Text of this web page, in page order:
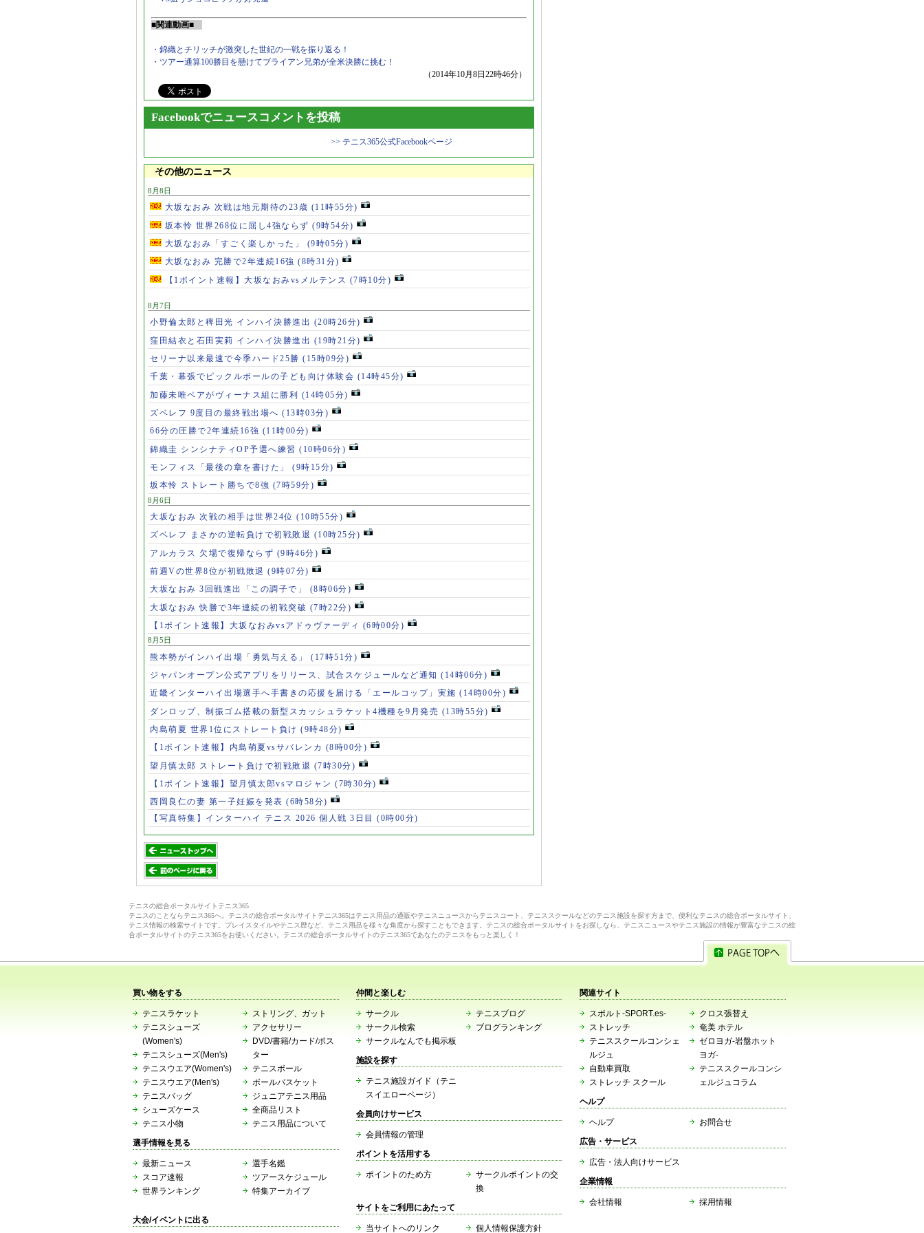
■関連動画■
・錦織とチリッチが激突した世紀の一戦を振り返る！
・ツアー通算100勝目を懸けてブライアン兄弟が全米決勝に挑む！
（2014年10月8日22時46分）
Facebookでニュースコメントを投稿
>> テニス365公式Facebookページ
その他のニュース
8月8日
大坂なおみ 次戦は地元期待の23歳 (11時55分)
坂本怜 世界268位に屈し4強ならず (9時54分)
大坂なおみ「すごく楽しかった」 (9時05分)
大坂なおみ 完勝で2年連続16強 (8時31分)
【1ポイント速報】大坂なおみvsメルテンス (7時10分)
8月7日
小野倫太郎と稗田光 インハイ決勝進出 (20時26分)
窪田結衣と石田実莉 インハイ決勝進出 (19時21分)
セリーナ以来最速で今季ハード25勝 (15時09分)
千葉・幕張でピックルボールの子ども向け体験会 (14時45分)
加藤未唯ペアがヴィーナス組に勝利 (14時05分)
ズベレフ 9度目の最終戦出場へ (13時03分)
66分の圧勝で2年連続16強 (11時00分)
錦織圭 シンシナティOP予選へ練習 (10時06分)
モンフィス「最後の章を書けた」 (9時15分)
坂本怜 ストレート勝ちで8強 (7時59分)
8月6日
大坂なおみ 次戦の相手は世界24位 (10時55分)
ズベレフ まさかの逆転負けで初戦敗退 (10時25分)
アルカラス 欠場で復帰ならず (9時46分)
前週Vの世界8位が初戦敗退 (9時07分)
大坂なおみ 3回戦進出「この調子で」 (8時06分)
大坂なおみ 快勝で3年連続の初戦突破 (7時22分)
【1ポイント速報】大坂なおみvsアドゥヴァーディ (6時00分)
8月5日
熊本勢がインハイ出場「勇気与える」 (17時51分)
ジャパンオープン公式アプリをリリース、試合スケジュールなど通知 (14時06分)
近畿インターハイ出場選手へ手書きの応援を届ける「エールコップ」実施 (14時00分)
ダンロップ、制振ゴム搭載の新型スカッシュラケット4機種を9月発売 (13時55分)
内島萌夏 世界1位にストレート負け (9時48分)
【1ポイント速報】内島萌夏vsサバレンカ (8時00分)
望月慎太郎 ストレート負けで初戦敗退 (7時30分)
【1ポイント速報】望月慎太郎vsマロジャン (7時30分)
西岡良仁の妻 第一子妊娠を発表 (6時58分)
【写真特集】インターハイ テニス 2026 個人戦 3日目 (0時00分)
テニスの総合ポータルサイトテニス365
テニスのことならテニス365へ。テニスの総合ポータルサイトテニス365はテニス用品の通販やテニスニュースからテニスコート、テニススクールなどのテニス施設を探す方まで、便利なテニスの総合ポータルサイト、
テニス情報の検索サイトです。プレイスタイルやテニス歴など、テニス用品を様々な角度から探すこともできます。テニスの総合ポータルサイトをお探しなら、テニスニュースやテニス施設の情報が豊富なテニスの総
合ポータルサイトのテニス365をお使いください。テニスの総合ポータルサイトのテニス365であなたのテニスをもっと楽しく！
買い物をする
テニスラケット
テニスシューズ
(Women's)
テニスシューズ(Men's)
テニスウエア(Women's)
テニスウエア(Men's)
テニスバッグ
シューズケース
テニス小物
ストリング、ガット
アクセサリー
DVD/書籍/カード/ポス
ター
テニスボール
ボールバスケット
ジュニアテニス用品
全商品リスト
テニス用品について
選手情報を見る
最新ニュース
スコア速報
世界ランキング
選手名鑑
ツアースケジュール
特集アーカイブ
大会/イベントに出る
仲間と楽しむ
サークル
サークル検索
サークルなんでも掲示板
テニスブログ
ブログランキング
施設を探す
テニス施設ガイド（テニ
スイエローページ）
会員向けサービス
会員情報の管理
ポイントを活用する
ポイントのため方
サークルポイントの交
換
サイトをご利用にあたって
当サイトへのリンク 個人情報保護方針
関連サイト
スポルト-SPORT.es-
ストレッチ
テニススクールコンシェ
ルジュ
自動車買取
ストレッチ スクール
クロス張替え
奄美 ホテル
ゼロヨガ-岩盤ホット
ヨガ-
テニススクールコンシ
ェルジュコラム
ヘルプ
ヘルプ
お問合せ
広告・サービス
広告・法人向けサービス
企業情報
会社情報 採用情報